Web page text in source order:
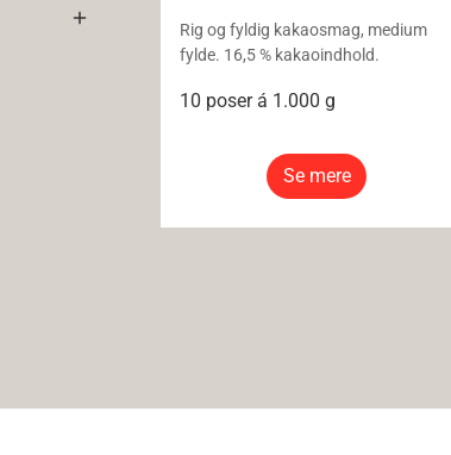
Rig og fyldig kakaosmag, medium
fylde. 16,5 % kakaoindhold.
10 poser á 1.000 g
Se mere